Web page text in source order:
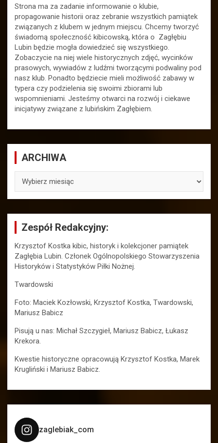
Strona ma za zadanie informowanie o klubie,
propagowanie historii oraz zebranie wszystkich pamiątek
związanych z klubem w jednym miejscu. Chcemy tworzyć
świadomą społeczność kibicowską, która o Zagłębiu
Lubin będzie mogła dowiedzieć się wszystkiego.
Zobaczycie na niej wiele historycznych zdjęć, wycinków
prasowych, wywiadów z ludźmi tworzącymi podwaliny pod
nasz klub. Ponadto będziecie mieli możliwość zabawy w
typera czy podzielenia się swoimi zbiorami lub
wspomnieniami. Jesteśmy otwarci na rozwój i ciekawe
inicjatywy związane z lubińskim Zagłębiem.
ARCHIWA
Zespół Redakcyjny:
Krzysztof Kostka kibic, historyk i kolekcjoner pamiątek
Zagłębia Lubin. Członek Ogólnopolskiego Stowarzyszenia
Historyków i Statystyków Piłki Nożnej.
Twardowski
Foto: Maciek Kozłowski, Krzysztof Kostka, Twardowski,
Mariusz Babicz
Pisują u nas: Michał Szczygieł, Mariusz Babicz, Łukasz
Krekora.
Kwestie historyczne opracowują Krzysztof Kostka, Marek
Krugliński i Mariusz Babicz.
zaglebiak_com